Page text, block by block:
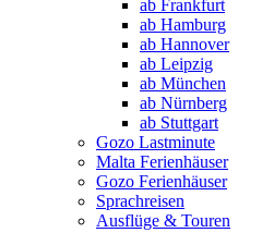
ab Frankfurt
ab Hamburg
ab Hannover
ab Leipzig
ab München
ab Nürnberg
ab Stuttgart
Gozo Lastminute
Malta Ferienhäuser
Gozo Ferienhäuser
Sprachreisen
Ausflüge & Touren